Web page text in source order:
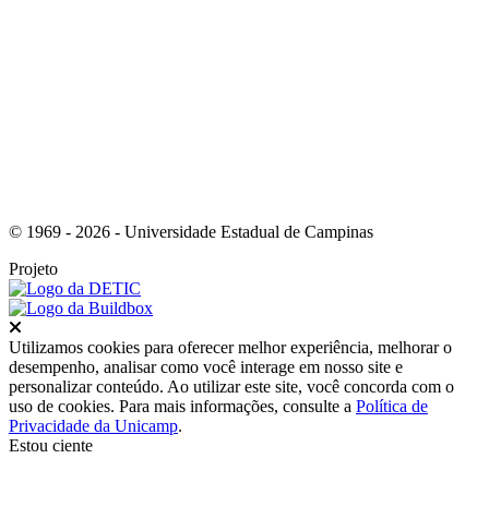
© 1969 - 2026 - Universidade Estadual de Campinas
Projeto
Utilizamos cookies para oferecer melhor experiência, melhorar o
desempenho, analisar como você interage em nosso site e
personalizar conteúdo. Ao utilizar este site, você concorda com o
uso de cookies. Para mais informações, consulte a Política de
Privacidade da Unicamp.
Estou ciente